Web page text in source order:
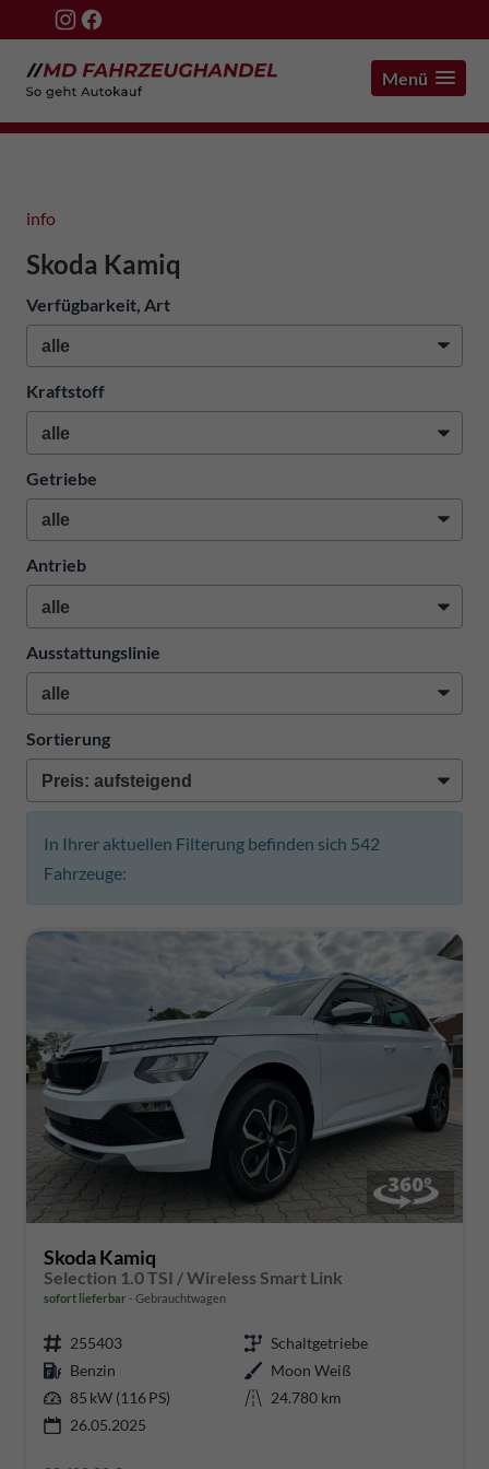
Menü
info
Skoda Kamiq
Verfügbarkeit, Art
Kraftstoff
Getriebe
Antrieb
Ausstattungslinie
Sortierung
In Ihrer aktuellen Filterung befinden sich 542
Fahrzeuge:
Skoda Kamiq
Selection 1.0 TSI / Wireless Smart Link
sofort lieferbar Gebrauchtwagen
255403
Schaltgetriebe
Benzin
Moon Weiß
85 kW (116 PS)
24.780 km
26.05.2025